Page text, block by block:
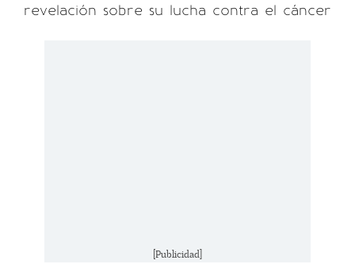
revelación sobre su lucha contra el cáncer
[Publicidad]